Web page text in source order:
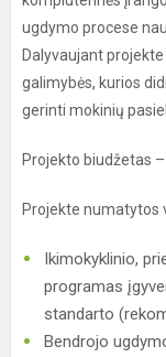
ugdymo procese
Dalyvaujant
galimybės, kurios
gerinti mokinių
Projekto biudžetas –
Projekte numatytos
Ikimokyklinio,
programas
standarto
Bendrojo